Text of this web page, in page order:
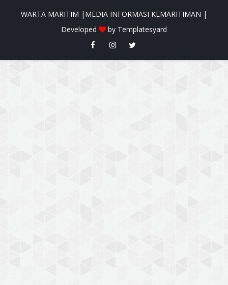
WARTA MARITIM |MEDIA INFORMASI KEMARITIMAN |
Developed
by Templatesyard